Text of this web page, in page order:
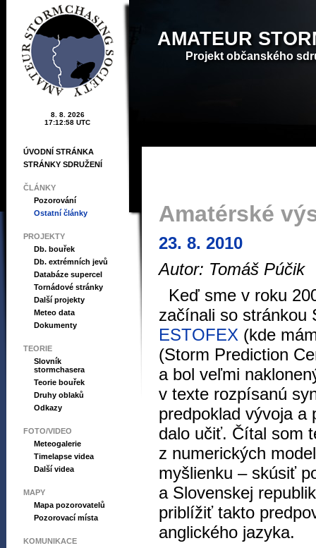
8. 8. 2026
17:12:59 UTC
ÚVODNÍ STRÁNKA
STRÁNKY SDRUŽENÍ
ČLÁNKY
Pozorování
Ostatní články
PROJEKTY
Db. bouřek
Db. extrémních jevů
Databáze supercel
Tornádové stránky
Další projekty
Meteo data
Dokumenty
TEORIE
Slovník
stormchasera
Teorie bouřek
Druhy oblaků
Odkazy
FOTO/VIDEO
Meteogalerie
Timelapse videa
Další videa
MAPY
Mapa pozorovatelů
Pozorovací místa
KOMUNIKACE
AMATEUR
Projekt občanského
Amatérské
23. 8. 2010
Autor: Tomáš Púčik
Keď sme v roku
začínali so stránkou
ESTOFEX (kde
(Storm Prediction
a bol veľmi
v texte rozpísanú
predpoklad vývoja a
dalo učiť. Čítal som
z numerických
myšlienku – skúsiť
a Slovenskej
priblížiť takto
anglického jazyka.